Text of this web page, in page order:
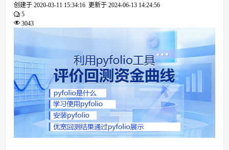
创建于 2020-03-11 15:34:16 更新于 2024-06-13 14:24:56
5
3043